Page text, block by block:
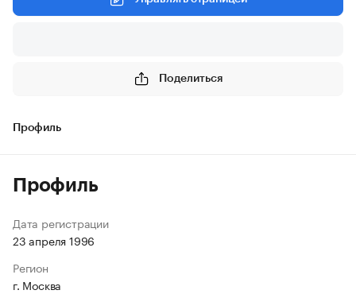
Поделиться
Профиль
Профиль
Дата регистрации
23 апреля 1996
Регион
г. Москва